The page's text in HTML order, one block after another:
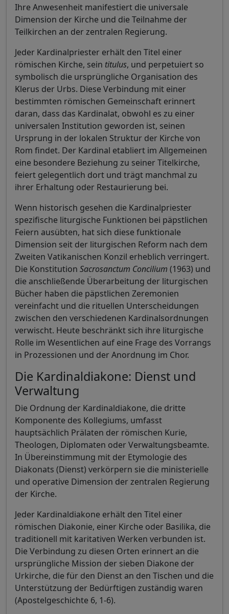
Ihre Anwesenheit manifestiert die universale
Dimension der Kirche und die Teilnahme der
Teilkirchen an der zentralen Regierung.
Jeder Kardinalpriester erhält den Titel einer
römischen Kirche, sein titulus, und perpetuiert so
symbolisch die ursprüngliche Organisation des
Klerus der Urbs. Diese Verbindung mit einer
bestimmten römischen Gemeinschaft erinnert
daran, dass das Kardinalat, obwohl es zu einer
universalen Institution geworden ist, seinen
Ursprung in der lokalen Struktur der Kirche von
Rom findet. Der Kardinal etabliert im Allgemeinen
eine besondere Beziehung zu seiner Titelkirche,
feiert gelegentlich dort und trägt manchmal zu
ihrer Erhaltung oder Restaurierung bei.
Wenn historisch gesehen die Kardinalpriester
spezifische liturgische Funktionen bei päpstlichen
Feiern ausübten, hat sich diese funktionale
Dimension seit der liturgischen Reform nach dem
Zweiten Vatikanischen Konzil erheblich verringert.
Die Konstitution Sacrosanctum Concilium (1963) und
die anschließende Überarbeitung der liturgischen
Bücher haben die päpstlichen Zeremonien
vereinfacht und die rituellen Unterscheidungen
zwischen den verschiedenen Kardinalsordnungen
verwischt. Heute beschränkt sich ihre liturgische
Rolle im Wesentlichen auf eine Frage des Vorrangs
in Prozessionen und der Anordnung im Chor.
Die Kardinaldiakone: Dienst und
Verwaltung
Die Ordnung der Kardinaldiakone, die dritte
Komponente des Kollegiums, umfasst
hauptsächlich Prälaten der römischen Kurie,
Theologen, Diplomaten oder Verwaltungsbeamte.
In Übereinstimmung mit der Etymologie des
Diakonats (Dienst) verkörpern sie die ministerielle
und operative Dimension der zentralen Regierung
der Kirche.
Jeder Kardinaldiakone erhält den Titel einer
römischen Diakonie, einer Kirche oder Basilika, die
traditionell mit karitativen Werken verbunden ist.
Die Verbindung zu diesen Orten erinnert an die
ursprüngliche Mission der sieben Diakone der
Urkirche, die für den Dienst an den Tischen und die
Unterstützung der Bedürftigen zuständig waren
(Apostelgeschichte 6, 1-6).